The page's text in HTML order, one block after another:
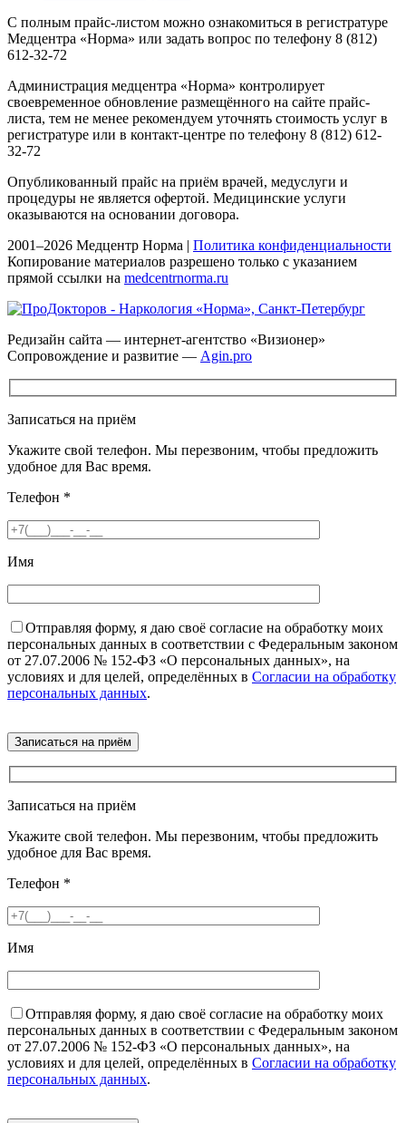
С полным прайс-листом можно ознакомиться в регистратуре
Медцентра «Норма» или задать вопрос по телефону 8 (812)
612-32-72
Администрация медцентра «Норма» контролирует
своевременное обновление размещённого на сайте прайс-
листа, тем не менее рекомендуем уточнять стоимость услуг в
регистратуре или в контакт-центре по телефону 8 (812) 612-
32-72
Опубликованный прайс на приём врачей, медуслуги и
процедуры не является офертой. Медицинские услуги
оказываются на основании договора.
2001–2026 Медцентр Норма | Политика конфиденциальности
Копирование материалов разрешено только с указанием
прямой ссылки на medcentrnorma.ru
Редизайн сайта — интернет-агентство «Визионер»
Сопровождение и развитие — Agin.pro
Записаться на приём
Укажите свой телефон. Мы перезвоним, чтобы предложить
удобное для Вас время.
Телефон *
Имя
Отправляя форму, я даю своё согласие на обработку моих
персональных данных в соответствии с Федеральным законом
от 27.07.2006 № 152-ФЗ «О персональных данных», на
условиях и для целей, определённых в Согласии на обработку
персональных данных.
Записаться на приём
Укажите свой телефон. Мы перезвоним, чтобы предложить
удобное для Вас время.
Телефон *
Имя
Отправляя форму, я даю своё согласие на обработку моих
персональных данных в соответствии с Федеральным законом
от 27.07.2006 № 152-ФЗ «О персональных данных», на
условиях и для целей, определённых в Согласии на обработку
персональных данных.